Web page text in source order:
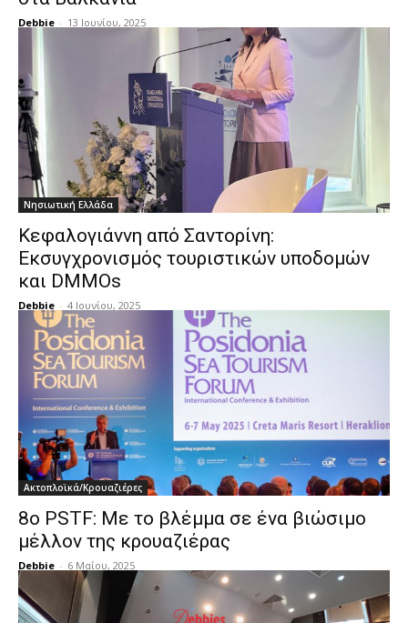
Debbie - 13 Ιουνίου, 2025
Νησιωτική Ελλάδα
Κεφαλογιάννη από Σαντορίνη:
Εκσυγχρονισμός τουριστικών υποδομών
και DMMOs
Debbie - 4 Ιουνίου, 2025
Ακτοπλοϊκά/Κρουαζιέρες
8ο PSTF: Με το βλέμμα σε ένα βιώσιμο
μέλλον της κρουαζιέρας
Debbie - 6 Μαΐου, 2025